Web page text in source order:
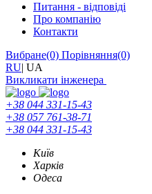
Питання - відповіді
Про компанію
Контакти
Вибране(0) Порівняння(0)
RU| UA
Викликати інженера
+38 044 331-15-43
+38 057 761-38-71
+38 044 331-15-43
Київ
Харків
Одеса